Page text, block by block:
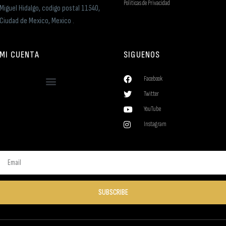
Miguel Hidalgo, codigo postal 11540,
Ciudad de Mexico, Mexico .
Politicas de Privacidad
MI CUENTA SIGUENOS
Facebook
Twitter
YouTube
Instagram
SUBSCRIBE